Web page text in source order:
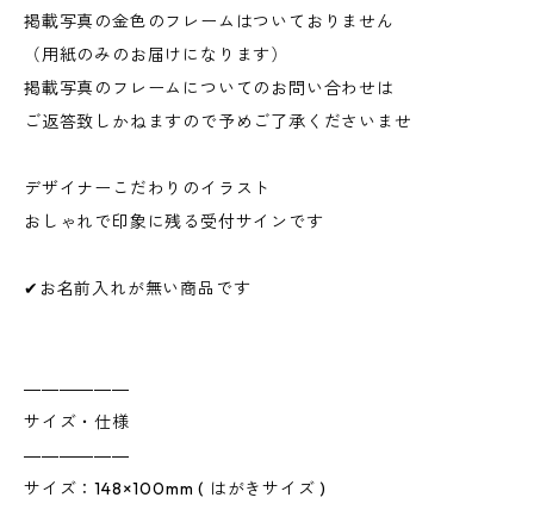
掲載写真の金色のフレームはついておりません
（用紙のみのお届けになります）
掲載写真のフレームについてのお問い合わせは
ご返答致しかねますので予めご了承くださいませ
デザイナーこだわりのイラスト
おしゃれで印象に残る受付サインです
✔お名前入れが無い商品です
――――――
サイズ・仕様
――――――
サイズ：148×100mm ( はがきサイズ )